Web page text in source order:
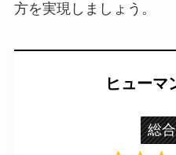
方を実現しましょう。
ヒューマ
総